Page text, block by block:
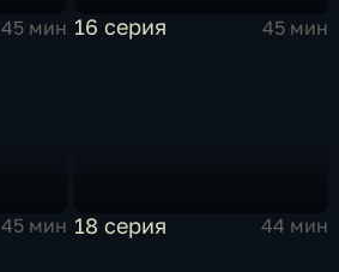
45 мин 16 серия 45 мин
45 мин 18 серия 44 мин